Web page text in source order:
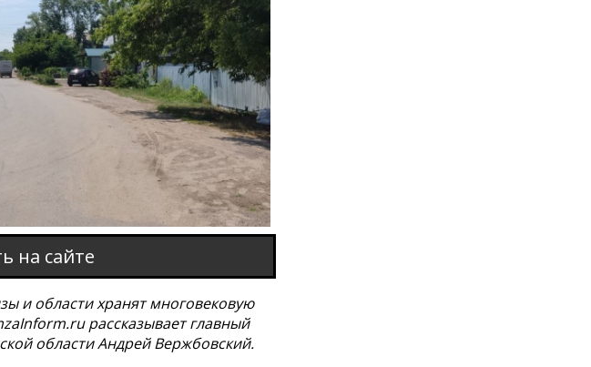
на сайте
и области хранят многовековую
рассказывает главный
области Андрей Вержбовский.